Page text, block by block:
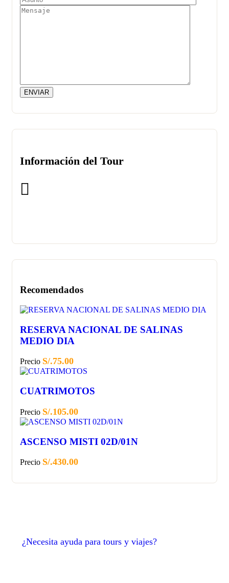
Información del Tour
Recomendados
RESERVA NACIONAL DE SALINAS
MEDIO DIA
Precio S/.75.00
CUATRIMOTOS
Precio S/.105.00
ASCENSO MISTI 02D/01N
Precio S/.430.00
¿Necesita ayuda para tours y viajes?